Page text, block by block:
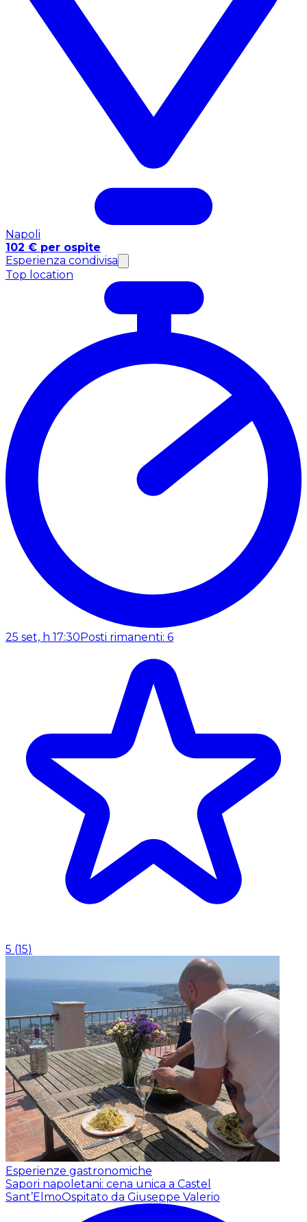
Napoli
102 € per ospite
Esperienza condivisa
Top location
25 set, h 17:30Posti rimanenti: 6
5 (15)
Esperienze gastronomiche
Sapori napoletani: cena unica a Castel
Sant’ElmoOspitato da Giuseppe Valerio